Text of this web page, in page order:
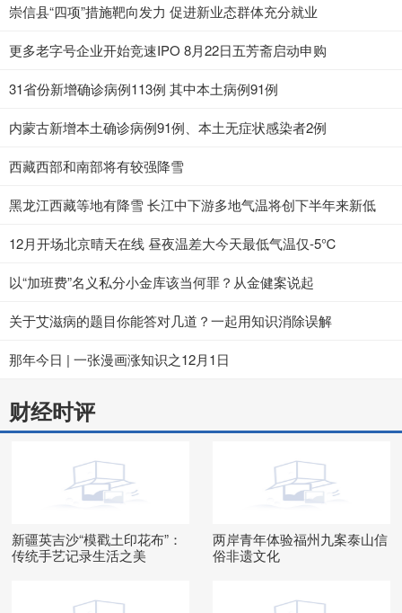
崇信县“四项”措施靶向发力 促进新业态群体充分就业
更多老字号企业开始竞速IPO 8月22日五芳斋启动申购
31省份新增确诊病例113例 其中本土病例91例
内蒙古新增本土确诊病例91例、本土无症状感染者2例
西藏西部和南部将有较强降雪
黑龙江西藏等地有降雪 长江中下游多地气温将创下半年来新低
12月开场北京晴天在线 昼夜温差大今天最低气温仅-5℃
以“加班费”名义私分小金库该当何罪？从金健案说起
关于艾滋病的题目你能答对几道？一起用知识消除误解
那年今日 | 一张漫画涨知识之12月1日
财经时评
新疆英吉沙“模戳土印花布”：
传统手艺记录生活之美
两岸青年体验福州九案泰山信
俗非遗文化